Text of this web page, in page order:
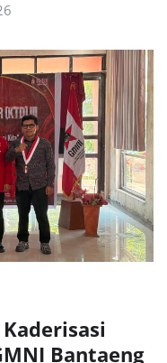
Bantaeng